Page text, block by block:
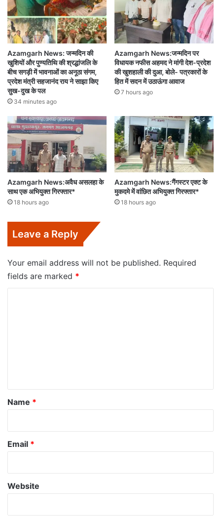
Azamgarh News: जन्मदिन की
खुशियों और पुण्यतिथि की श्रद्धांजलि के
बीच सगड़ी में भावनाओं का अनूठा संगम,
प्रदेश मंत्री सहजानंद राय ने साझा किए
सुख-दुख के पल
34 minutes ago
Azamgarh News:जन्मदिन पर
विधायक नफीस अहमद ने मांगी देश-प्रदेश
की खुशहाली की दुआ, बोले- पत्रकारों के
हित में सदन में उठाऊंगा आवाज
7 hours ago
Azamgarh News:अवैध असलहा के
साथ एक अभियुक्त गिरफ्तार*
18 hours ago
Azamgarh News:गैंगस्टर एक्ट के
मुकदमे में वांछित अभियुक्त गिरफ्तार*
18 hours ago
Leave a Reply
Your email address will not be published. Required
fields are marked *
*
Name *
Email *
Website